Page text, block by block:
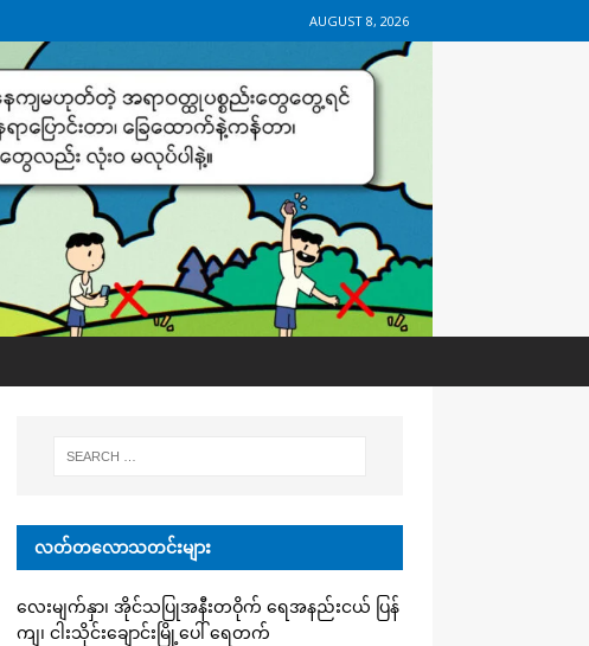
AUGUST 8, 2026
လတ်တလောသတင်းများ
လေးမျက်နှာ၊ အိုင်သပြုအနီးတဝိုက် ရေအနည်းငယ် ပြန်
ကျ၊ ငါးသိုင်းချောင်းမြို့ပေါ် ရေတက်